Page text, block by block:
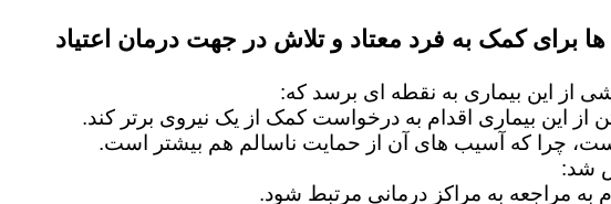
برای کمک به فرد معتاد و تلاش در جهت درمان اعتیاد
از این بیماری به نقطه ای برسد که:
از این بیماری اقدام به درخواست کمک از یک نیروی برتر کند.
چرا که آسیب های آن از حمایت ناسالم هم بیشتر است.
شد:
مراجعه به مراکز درمانی مرتبط شود.